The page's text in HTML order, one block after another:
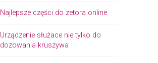
Najlepsze części do zetora online
Urządzenie służace nie tylko do
dozowania kruszywa